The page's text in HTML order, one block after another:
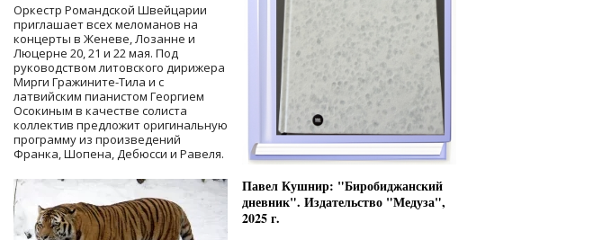
Оркестр Романдской Швейцарии
приглашает всех меломанов на
концерты в Женеве, Лозанне и
Люцерне 20, 21 и 22 мая. Под
руководством литовского дирижера
Мирги Гражините-Тила и с
латвийским пианистом Георгием
Осокиным в качестве солиста
коллектив предложит оригинальную
программу из произведений
Франка, Шопена, Дебюсси и Равеля.
Павел Кушнир: "Биробиджанский
дневник". Издательство "Медуза",
2025 г.